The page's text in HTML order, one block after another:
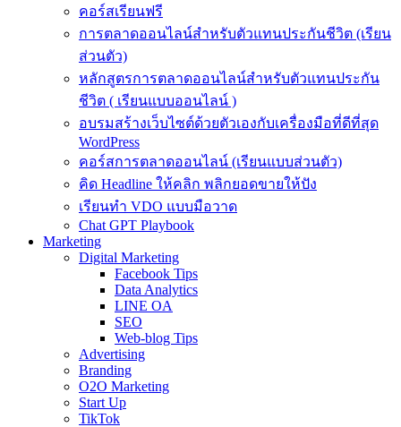
คอร์สเรียนฟรี
การตลาดออนไลน์สำหรับตัวแทนประกันชีวิต (เรียน
ส่วนตัว)
หลักสูตรการตลาดออนไลน์สำหรับตัวแทนประกัน
ชีวิต ( เรียนแบบออนไลน์ )
อบรมสร้างเว็บไซต์ด้วยตัวเองกับเครื่องมือที่ดีที่สุด
WordPress
คอร์สการตลาดออนไลน์ (เรียนแบบส่วนตัว)
คิด Headline ให้คลิก พลิกยอดขายให้ปัง
เรียนทำ VDO แบบมือวาด
Chat GPT Playbook
Marketing
Digital Marketing
Facebook Tips
Data Analytics
LINE OA
SEO
Web-blog Tips
Advertising
Branding
O2O Marketing
Start Up
TikTok